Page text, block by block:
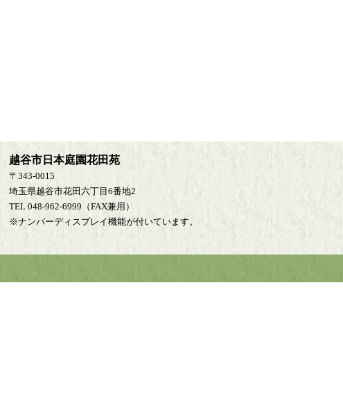
越谷市日本庭園花田苑
〒343-0015
埼玉県越谷市花田六丁目6番地2
TEL 048-962-6999（FAX兼用）
※ナンバーディスプレイ機能が付いています。